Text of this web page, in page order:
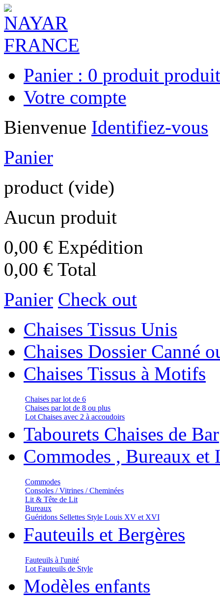
Panier : 0 produit
Votre compte
Bienvenue Identifiez-vous
Panier
product (vide)
Aucun produit
0,00 € Expédition
0,00 € Total
Panier Check out
Chaises Tissus Unis
Chaises Dossier Canné
Chaises Tissus à Motifs
Chaises par lot de 6
Chaises par lot de 8 ou plus
Lot Chaises avec 2 à accoudoirs
Tabourets Chaises de Bar
Commodes , Bureaux et
Commodes
Consoles / Vitrines / Cheminées
Lit & Tête de Lit
Bureaux
Guéridons Sellettes Style Louis XV et XVI
Fauteuils et Bergères
Fauteuils à l'unité
Lot Fauteuils de Style
Modèles enfants